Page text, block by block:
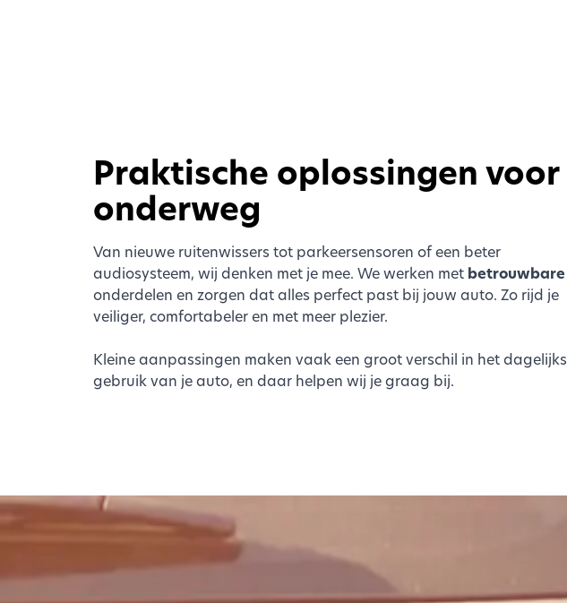
Praktische oplossingen voor
onderweg
Van nieuwe ruitenwissers tot parkeersensoren of een beter
audiosysteem, wij denken met je mee. We werken met betrouwbare
onderdelen en zorgen dat alles perfect past bij jouw auto. Zo rijd je
veiliger, comfortabeler en met meer plezier.
Kleine aanpassingen maken vaak een groot verschil in het dagelijks
gebruik van je auto, en daar helpen wij je graag bij.